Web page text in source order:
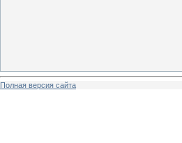
Полная версия сайта